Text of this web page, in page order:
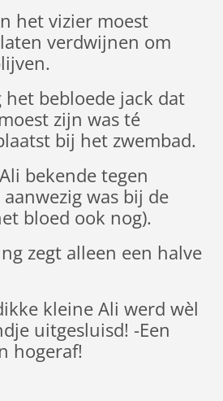
het vizier moest
verdwijnen om
het bebloede jack dat
zijn was té
bij het zwembad.
bekende tegen
was bij de
bloed ook nog).
zegt alleen een halve
kleine Ali werd wèl
uitgesluisd! -Een
hogeraf!